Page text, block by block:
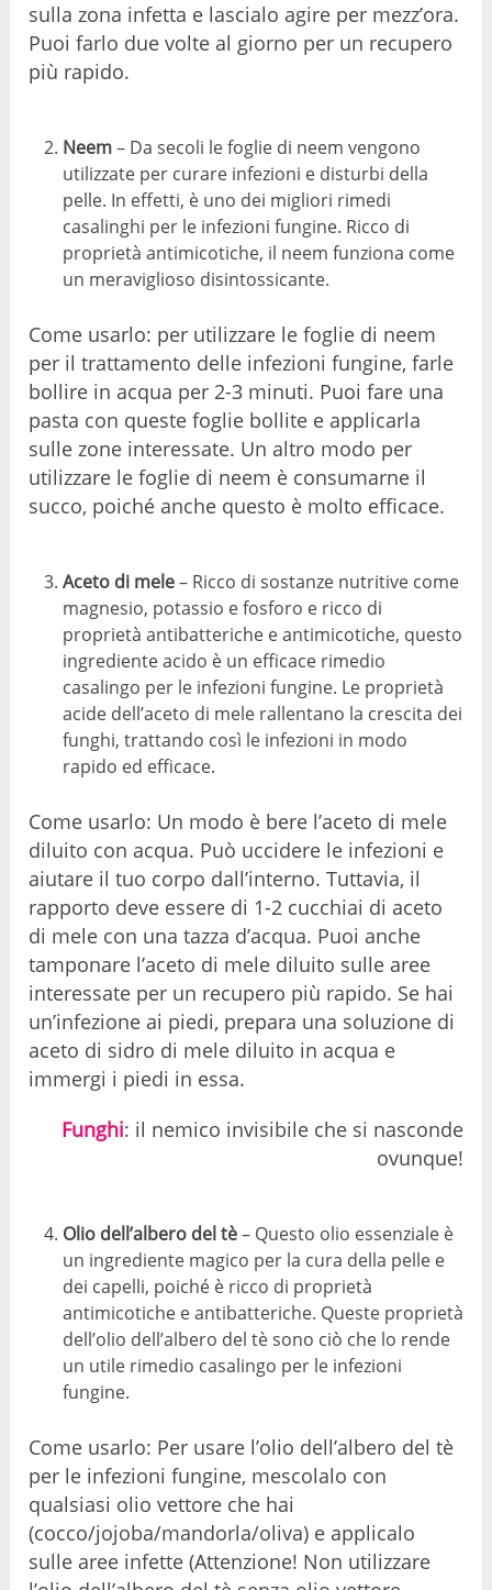
sulla zona infetta e lascialo agire per mezz’ora.
Puoi farlo due volte al giorno per un recupero
più rapido.
Neem– Da secoli le foglie di neem vengono
utilizzate per curare infezioni e disturbi della
pelle. In effetti, è uno dei migliori rimedi
casalinghi per le infezioni fungine. Ricco di
proprietà antimicotiche, il neem funziona come
un meraviglioso disintossicante.
Come usarlo: per utilizzare le foglie di neem
per il trattamento delle infezioni fungine, farle
bollire in acqua per 2-3 minuti. Puoi fare una
pasta con queste foglie bollite e applicarla
sulle zone interessate. Un altro modo per
utilizzare le foglie di neem è consumarne il
succo, poiché anche questo è molto efficace.
Aceto di mele– Ricco di sostanze nutritive come
magnesio, potassio e fosforo e ricco di
proprietà antibatteriche e antimicotiche, questo
ingrediente acido è un efficace rimedio
casalingo per le infezioni fungine. Le proprietà
acide dell’aceto di mele rallentano la crescita dei
funghi, trattando così le infezioni in modo
rapido ed efficace.
Come usarlo: Un modo è bere l’aceto di mele
diluito con acqua. Può uccidere le infezioni e
aiutare il tuo corpo dall’interno. Tuttavia, il
rapporto deve essere di 1-2 cucchiai di aceto
di mele con una tazza d’acqua. Puoi anche
tamponare l’aceto di mele diluito sulle aree
interessate per un recupero più rapido. Se hai
un’infezione ai piedi, prepara una soluzione di
aceto di sidro di mele diluito in acqua e
immergi i piedi in essa.
Funghi: il nemico invisibile che si nasconde
ovunque!
Olio dell’albero del tè– Questo olio essenziale è
un ingrediente magico per la cura della pelle e
dei capelli, poiché è ricco di proprietà
antimicotiche e antibatteriche. Queste proprietà
dell’olio dell’albero del tè sono ciò che lo rende
un utile rimedio casalingo per le infezioni
fungine.
Come usarlo: Per usare l’olio dell’albero del tè
per le infezioni fungine, mescolalo con
qualsiasi olio vettore che hai
(cocco/jojoba/mandorla/oliva) e applicalo
sulle aree infette (Attenzione! Non utilizzare